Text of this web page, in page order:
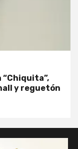
“Chiquita”,
y reguetón